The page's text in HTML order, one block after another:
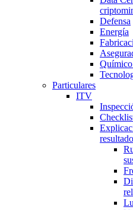
Defensa
Energía
Particulares
ITV